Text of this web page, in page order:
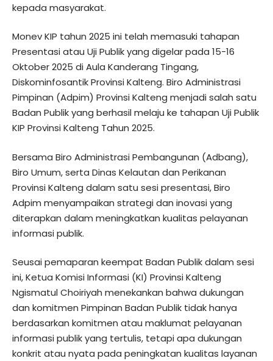
kepada masyarakat.
Monev KIP tahun 2025 ini telah memasuki tahapan
Presentasi atau Uji Publik yang digelar pada 15-16
Oktober 2025 di Aula Kanderang Tingang,
Diskominfosantik Provinsi Kalteng. Biro Administrasi
Pimpinan (Adpim) Provinsi Kalteng menjadi salah satu
Badan Publik yang berhasil melaju ke tahapan Uji Publik
KIP Provinsi Kalteng Tahun 2025.
Bersama Biro Administrasi Pembangunan (Adbang),
Biro Umum, serta Dinas Kelautan dan Perikanan
Provinsi Kalteng dalam satu sesi presentasi, Biro
Adpim menyampaikan strategi dan inovasi yang
diterapkan dalam meningkatkan kualitas pelayanan
informasi publik.
Seusai pemaparan keempat Badan Publik dalam sesi
ini, Ketua Komisi Informasi (KI) Provinsi Kalteng
Ngismatul Choiriyah menekankan bahwa dukungan
dan komitmen Pimpinan Badan Publik tidak hanya
berdasarkan komitmen atau maklumat pelayanan
informasi publik yang tertulis, tetapi apa dukungan
konkrit atau nyata pada peningkatan kualitas layanan